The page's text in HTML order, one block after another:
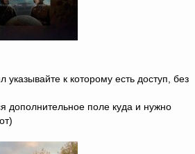
к которому есть доступ, без
дополнительное поле куда и нужно